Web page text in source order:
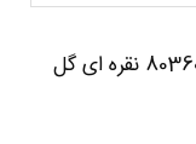
فرش ماشینی مشهد 1200 شانه طرح 803603 نقره ای گل